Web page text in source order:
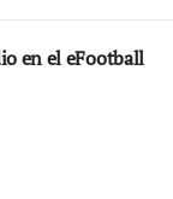
en el eFootball